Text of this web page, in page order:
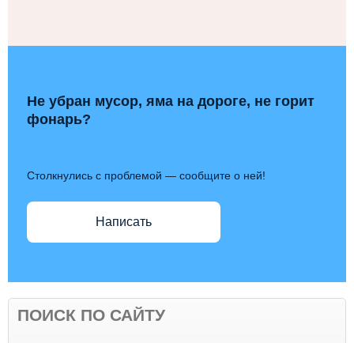
Не убран мусор, яма на дороге, не горит
фонарь?
Столкнулись с проблемой — сообщите о ней!
Написать
ПОИСК ПО САЙТУ